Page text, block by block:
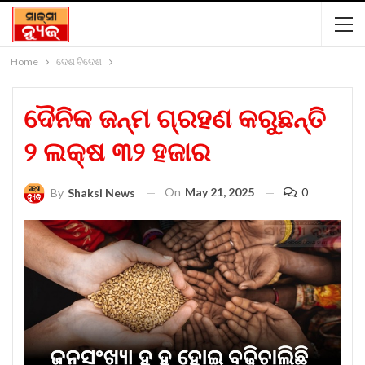
Home ଦେଶ ବିଦେଶ
ଦୈନିକ ଜନ୍ମ ଗ୍ରହଣ କରୁଛନ୍ତି
୨ ଲକ୍ଷ ୩୨ ହଜାର
By Shaksi News On May 21, 2025 0